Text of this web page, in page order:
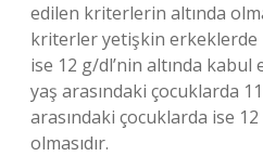
edilen kriterlerin altında
kriterler yetişkin erkeklerde
ise 12 g/dl’nin altında kabul
yaş arasındaki çocuklarda
arasındaki çocuklarda ise 12
olmasıdır.